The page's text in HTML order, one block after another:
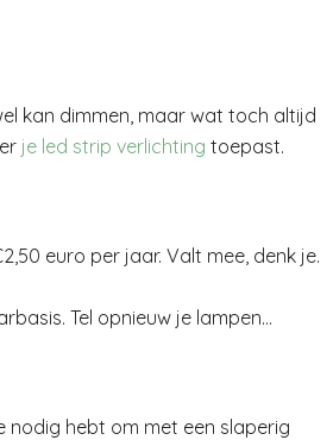
kan dimmen, maar wat toch altijd
je led strip verlichting toepast.
euro per jaar. Valt mee, denk je.
Tel opnieuw je lampen…
nodig hebt om met een slaperig